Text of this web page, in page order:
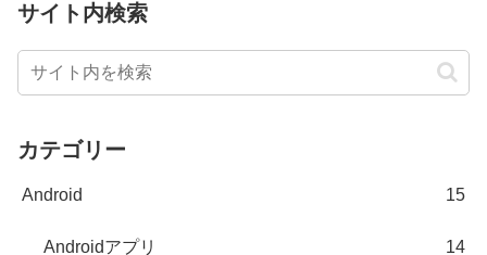
サイト内検索
カテゴリー
Android 15
Androidアプリ 14